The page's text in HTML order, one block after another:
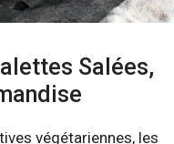
Salées,
végétariennes, les